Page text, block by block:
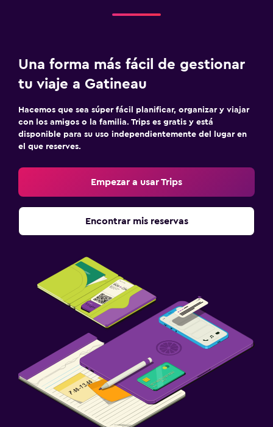
Una forma más fácil de gestionar
tu viaje a Gatineau
Hacemos que sea súper fácil planificar, organizar y viajar
con los amigos o la familia. Trips es gratis y está
disponible para su uso independientemente del lugar en
el que reserves.
Empezar a usar Trips
Encontrar mis reservas